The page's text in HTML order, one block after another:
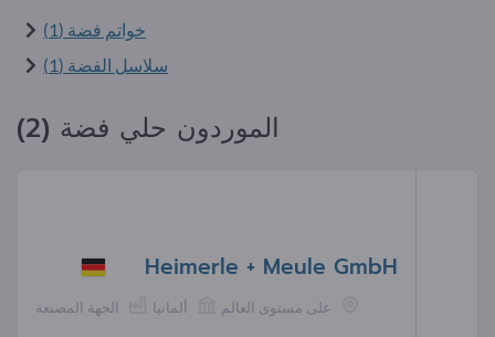
خواتم فضة (1)
سلاسل الفضة (1)
الموردون حلي فضة (2)
Heimerle + Meule GmbH
الجهة المصنعة ألمانيا على مستوى العالم